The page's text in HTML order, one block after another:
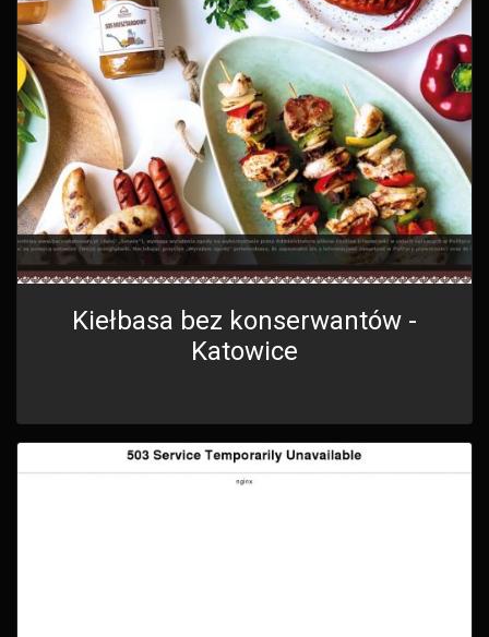
Kiełbasa bez konserwantów -
Katowice